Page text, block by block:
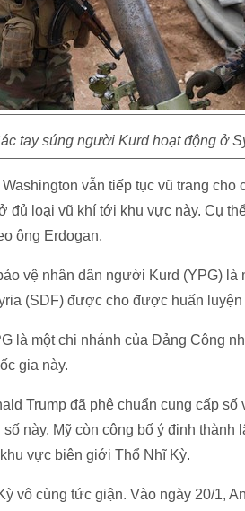
tay súng người Kurd hoạt động ở
vẫn tiếp tục vũ trang cho
đủ loại vũ khí tới khu vực này. Cụ
ông Erdogan.
vệ nhân dân người Kurd (YPG) là
(SDF) được cho được huấn luyện
là một chi nhánh của Đảng Công
gia này.
Trump đã phê chuẩn cung cấp
này. Mỹ còn công bố ý định
vực biên giới Thổ Nhĩ Kỳ.
vô cùng tức giận. Vào ngày 20/1,